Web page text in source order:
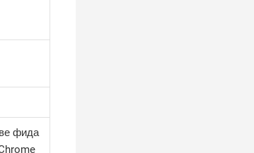
фида